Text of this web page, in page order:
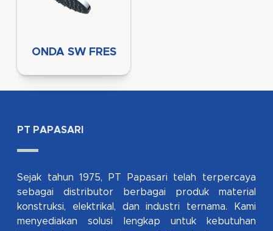
ONDA SW FRES
PT PAPASARI
Sejak tahun 1975, PT Papasari telah terpercaya
sebagai distributor berbagai produk material
konstruksi, elektrikal, dan industri ternama. Kami
menyediakan solusi lengkap untuk kebutuhan